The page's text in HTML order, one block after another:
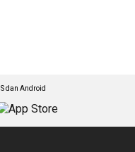
dan Android